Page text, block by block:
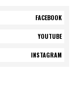
FACEBOOK
YOUTUBE
INSTAGRAM